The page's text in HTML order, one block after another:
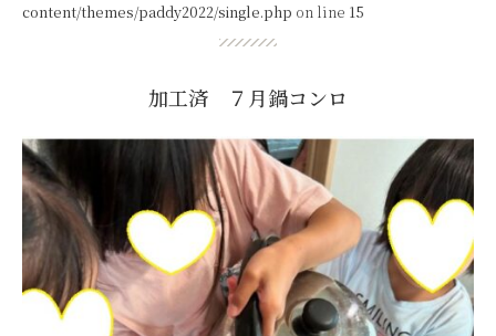
content/themes/paddy2022/single.php on line 15
加工済 ７月鍋コンロ